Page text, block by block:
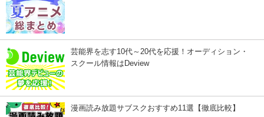
芸能界を志す10代～20代を応援！オーディション・
スクール情報はDeview
漫画読み放題サブスクおすすめ11選【徹底比較】